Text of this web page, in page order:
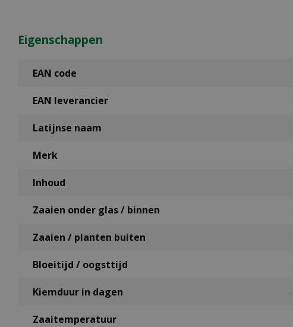
Eigenschappen
EAN code
EAN leverancier
Latijnse naam
Merk
Inhoud
Zaaien onder glas / binnen
Zaaien / planten buiten
Bloeitijd / oogsttijd
Kiemduur in dagen
Zaaitemperatuur